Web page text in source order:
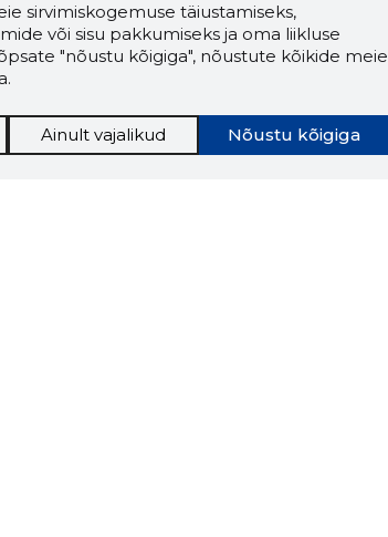
sirvimiskogemuse täiustamiseks,
või sisu pakkumiseks ja oma liikluse
"nõustu kõigiga", nõustute kõikide meie
Nõustu kõigiga
Ainult vajalikud